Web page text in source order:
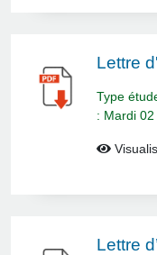
Lettre
Type
: Mardi
Lettre